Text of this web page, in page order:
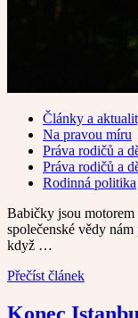
Články a
Na pravou míru
Práva rodičů a
Práva rodičů a
Rodinná politika
Babičky jsou motorem
společenské vědy
když …
Přečíst článek
Konec